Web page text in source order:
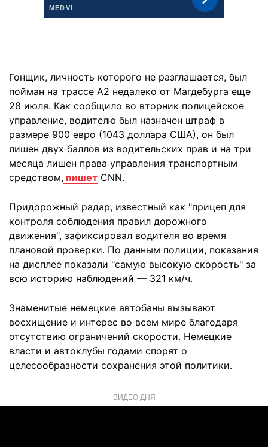
Гонщик, личность которого не разглашается, был
пойман на трассе А2 недалеко от Магдебурга еще
28 июля. Как сообщило во вторник полицейское
управление, водителю был назначен штраф в
размере 900 евро (1043 доллара США), он был
лишен двух баллов из водительских прав и на три
месяца лишен права управления транспортным
средством, пишет CNN.
Придорожный радар, известный как "прицеп для
контроля соблюдения правил дорожного
движения", зафиксировал водителя во время
плановой проверки. По данным полиции, показания
на дисплее показали "самую высокую скорость" за
всю историю наблюдений — 321 км/ч.
Знаменитые немецкие автобаны вызывают
восхищение и интерес во всем мире благодаря
отсутствию ограничений скорости. Немецкие
власти и автоклубы годами спорят о
целесообразности сохранения этой политики.
ВИДЕО ДНЯ